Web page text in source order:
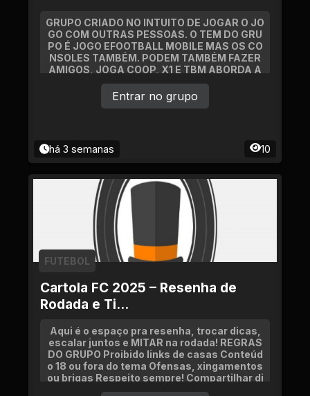
GRUPO CRIADO NO INTUITO DE JOGAR O JO
GO COM OUTRAS PESSOAS. O TEM DO GRU
PO É JOGO EFOOTBALL MOBILE MAS OS CO
NSOLES TAMBÉM. PODEM TAMBÉM FAZER
AMIGOS, JOGA COOP, X1 E TBM ABORDA A
SSUNTOS DO FUTEBOL EM GERAL!
há 3 semanas 10
Entrar no grupo
Cartola FC 2025 – Resenha de
Rodada e Ti...
FUTEBOL
Aqui é o espaço pra resenha, trocar dicas,
escalar juntos e MITAR na rodada! REGRAS
DO GRUPO Proibido links de casas Conteúd
o 18 ou fora do tema Ofensas, xingamentos
ou brigas Respeito sempre! Compartilhar di
cas, notícias, esta